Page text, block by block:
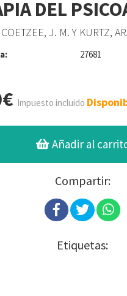
DEL
COETZEE, J. M. Y KURTZ,
27681
Impuesto incluido
Añadir al
Compartir:
Etiquetas: